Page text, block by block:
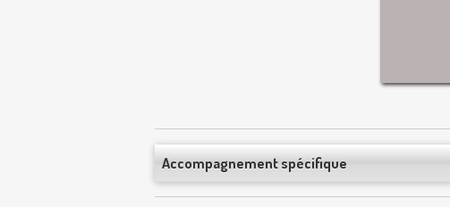
Accompagnement spécifique
ACCOMPAGNEMENT SPÉCIFIQUE